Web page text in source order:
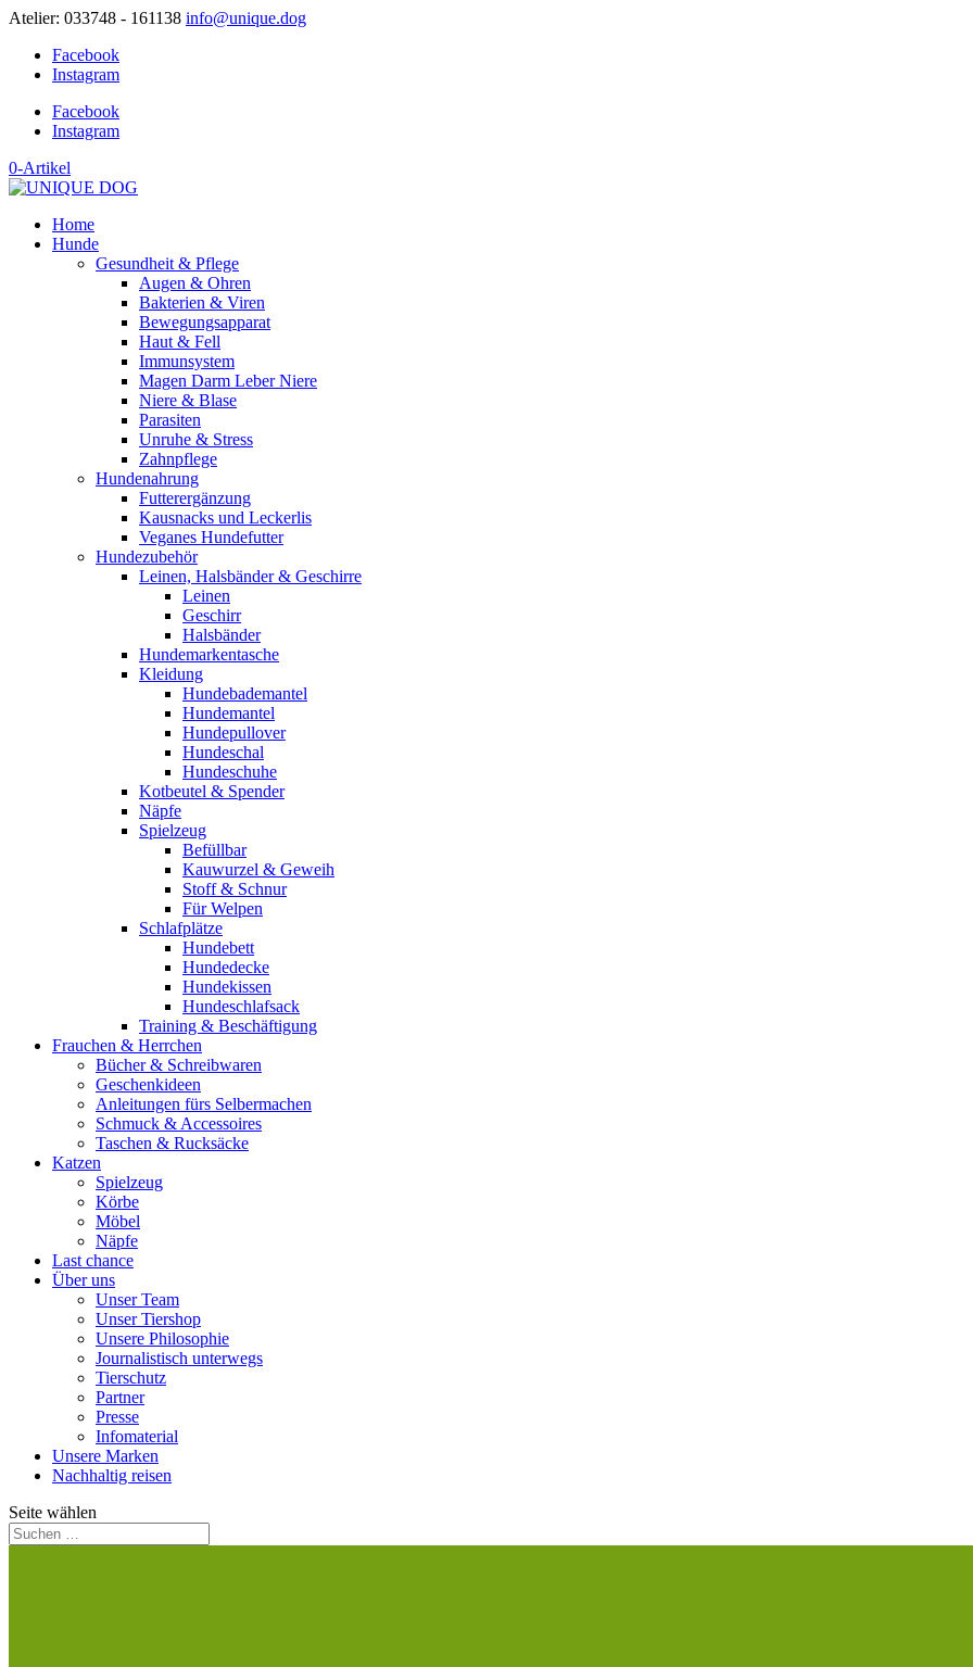
Atelier: 033748 - 161138 info@unique.dog
Facebook
Instagram
Facebook
Instagram
0-Artikel
Home
Hunde
Gesundheit & Pflege
Augen & Ohren
Bakterien & Viren
Bewegungsapparat
Haut & Fell
Immunsystem
Magen Darm Leber Niere
Niere & Blase
Parasiten
Unruhe & Stress
Zahnpflege
Hundenahrung
Futterergänzung
Kausnacks und Leckerlis
Veganes Hundefutter
Hundezubehör
Leinen, Halsbänder & Geschirre
Leinen
Geschirr
Halsbänder
Hundemarkentasche
Kleidung
Hundebademantel
Hundemantel
Hundepullover
Hundeschal
Hundeschuhe
Kotbeutel & Spender
Näpfe
Spielzeug
Befüllbar
Kauwurzel & Geweih
Stoff & Schnur
Für Welpen
Schlafplätze
Hundebett
Hundedecke
Hundekissen
Hundeschlafsack
Training & Beschäftigung
Frauchen & Herrchen
Bücher & Schreibwaren
Geschenkideen
Anleitungen fürs Selbermachen
Schmuck & Accessoires
Taschen & Rucksäcke
Katzen
Spielzeug
Körbe
Möbel
Näpfe
Last chance
Über uns
Unser Team
Unser Tiershop
Unsere Philosophie
Journalistisch unterwegs
Tierschutz
Partner
Presse
Infomaterial
Unsere Marken
Nachhaltig reisen
Seite wählen